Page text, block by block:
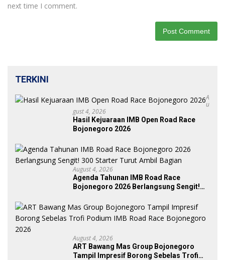
next time I comment.
TERKINI
A
U
Gust 4, 2026
Hasil Kejuaraan IMB Open Road Race
Bojonegoro 2026
August 4, 2026
Agenda Tahunan IMB Road Race
Bojonegoro 2026 Berlangsung Sengit!
August 4, 2026
ART Bawang Mas Group Bojonegoro
Tampil Impresif Borong Sebelas Trofi